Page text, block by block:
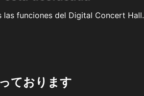
funciones del Digital Concert Hall.
ております